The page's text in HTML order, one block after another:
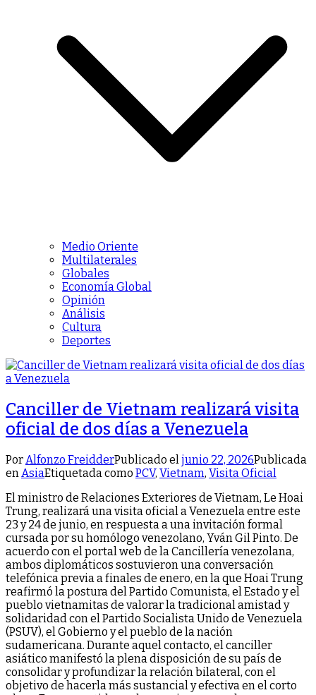
Medio Oriente
Multilaterales
Globales
Economía Global
Opinión
Análisis
Cultura
Deportes
Canciller de Vietnam realizará visita
oficial de dos días a Venezuela
PorAlfonzo FreidderPublicado eljunio 22, 2026Publicada
enAsiaEtiquetada como PCV, Vietnam, Visita Oficial
El ministro de Relaciones Exteriores de Vietnam, Le Hoai
Trung, realizará una visita oficial a Venezuela entre este
23 y 24 de junio, en respuesta a una invitación formal
cursada por su homólogo venezolano, Yván Gil Pinto. ​De
acuerdo con el portal web de la Cancillería venezolana,
ambos diplomáticos sostuvieron una conversación
telefónica previa a finales de enero, en la que Hoai Trung
reafirmó la postura del Partido Comunista, el Estado y el
pueblo vietnamitas de valorar la tradicional amistad y
solidaridad con el Partido Socialista Unido de Venezuela
(PSUV), el Gobierno y el pueblo de la nación
sudamericana. Durante aquel contacto, el canciller
asiático manifestó la plena disposición de su país de
consolidar y profundizar la relación bilateral, con el
objetivo de hacerla más sustancial y efectiva en el corto